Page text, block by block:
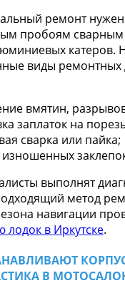
ремонт
пробоям
катеров.
виды ремонтных
вмятин,
заплаток на
сварка или пайка;
выполнят
метод
навигации
лодок в Иркутске.
В